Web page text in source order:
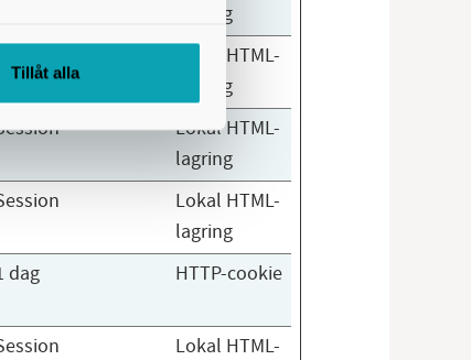
Tillåt alla
lagring
Lokal HTML-
lagring
Lokal HTML-
lagring
Lokal HTML-
lagring
dag HTTP-cookie
Lokal HTML-